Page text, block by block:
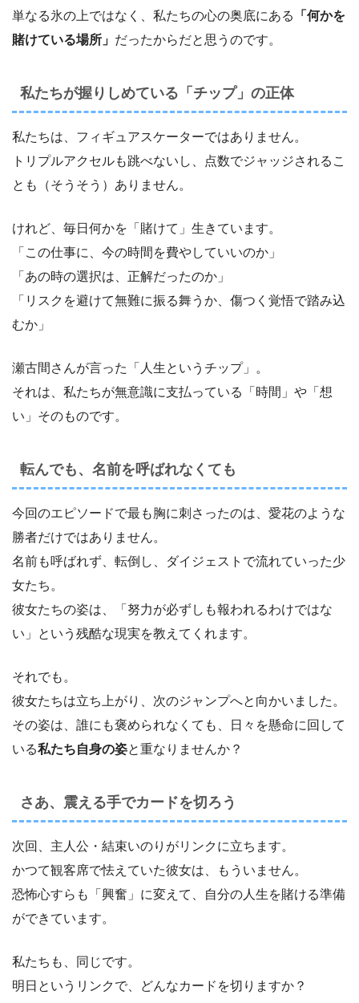
単なる氷の上ではなく、私たちの心の奥底にある
「何かを
賭けている場所」 だったからだと思うのです。
私たちが握りしめている「チップ」の正体
私たちは、フィギュアスケーターではありません。
トリプルアクセルも跳べないし、点数でジャッジされるこ
とも（そうそう）ありません。
けれど、毎日何かを「賭けて」生きています。
「この仕事に、今の時間を費やしていいのか」
「あの時の選択は、正解だったのか」
「リスクを避けて無難に振る舞うか、傷つく覚悟で踏み込
むか」
瀬古間さんが言った「人生というチップ」。
それは、私たちが無意識に支払っている「時間」や「想
い」そのものです。
転んでも、名前を呼ばれなくても
今回のエピソードで最も胸に刺さったのは、愛花のような
勝者だけではありません。
名前も呼ばれず、転倒し、ダイジェストで流れていった少
女たち。
彼女たちの姿は、「努力が必ずしも報われるわけではな
い」という残酷な現実を教えてくれます。
それでも。
彼女たちは立ち上がり、次のジャンプへと向かいました。
その姿は、誰にも褒められなくても、日々を懸命に回して
いる私たち自身の姿と重なりませんか？
さあ、震える手でカードを切ろう
次回、主人公・結束いのりがリンクに立ちます。
かつて観客席で怯えていた彼女は、もういません。
恐怖心すらも「興奮」に変えて、自分の人生を賭ける準備
ができています。
私たちも、同じです。
明日というリンクで、どんなカードを切りますか？